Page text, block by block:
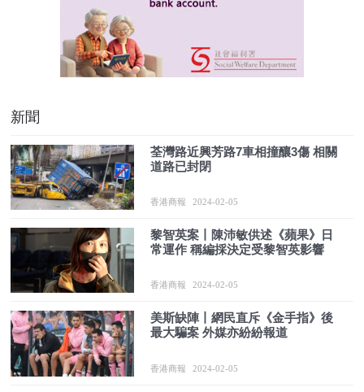
新聞
荃灣路近興芳路7車相撞釀3傷 相關
道路已封閉
香港商報 2024-02-05
黎智英案丨陳沛敏供述《蘋果》日
常運作 稱編採決定受黎智英影響
香港商報 2024-02-05
美斯缺陣丨網民直斥《金手指》後
最大騙案 外媒亦紛紛報道
香港商報 2024-02-05